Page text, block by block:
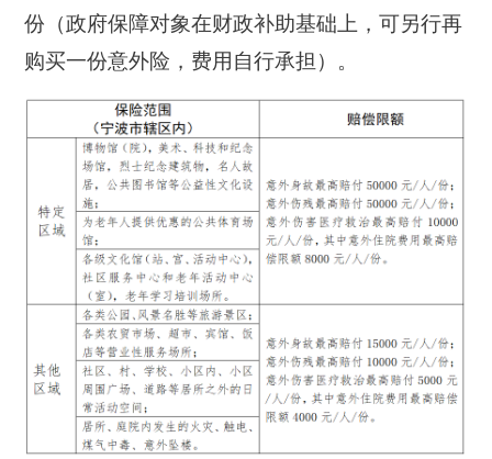
份（政府保障对象在财政补助基础上，可另行再
购买一份意外险，费用自行承担）。